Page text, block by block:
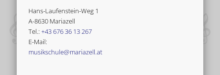
Hans-Laufenstein-Weg 1
A-8630 Mariazell
Tel.:+43 676 36 13 267
E-Mail:
musikschule@mariazell.at